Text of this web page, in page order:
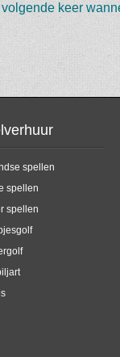
keer
spellen
spellen
spellen